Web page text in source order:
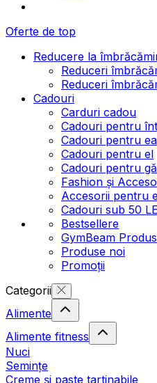
Oferte de top
Reducere la
Reduceri
Reduceri
Cadouri
Carduri cadou
Cadouri pentru
Cadouri pentru ea
Cadouri pentru el
Cadouri pentru
Fashion și
Accesorii pentru
Cadouri sub 50
Bestsellere
GymBeam
Produse noi
Promoții
Categorii
Alimente
Alimente fitness
Nuci
Semințe
Creme și paste tartinabile